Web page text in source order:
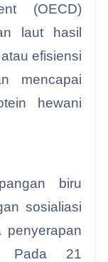
(OECD)
laut hasil
efisiensi
mencapai
hewani
biru
sosialiasi
penyerapan
Pada 21